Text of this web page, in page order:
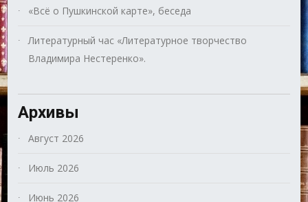
«Всё о Пушкинской карте», беседа
Литературный час «Литературное творчество
Владимира Нестеренко».
Архивы
Август 2026
Июль 2026
Июнь 2026